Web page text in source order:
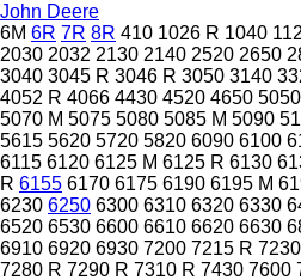
John Deere
6M 6R 7R 8R 410 1026 R 1040
2030 2032 2130 2140 2520 2650
3040 3045 R 3046 R 3050 3140
4052 R 4066 4430 4520 4650
5070 M 5075 5080 5085 M 5090
5615 5620 5720 5820 6090 6100
6115 6120 6125 M 6125 R 6130
R 6155 6170 6175 6190 6195 M
6230 6250 6300 6310 6320 6330
6520 6530 6600 6610 6620 6630
6910 6920 6930 7200 7215 R
7280 R 7290 R 7310 R 7430 7600